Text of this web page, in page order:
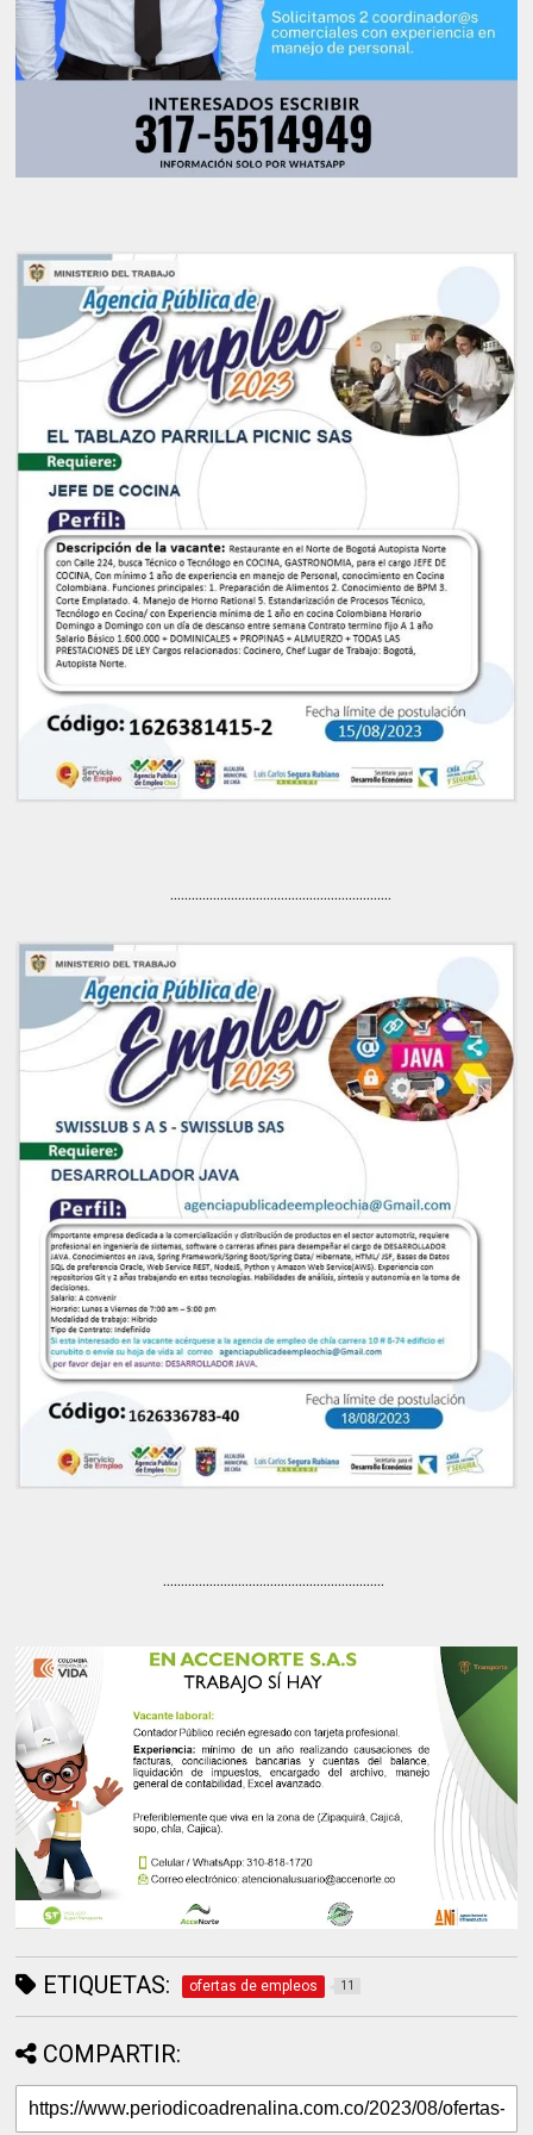
..............................................................
..............................................................
ETIQUETAS: ofertas de empleos 11
COMPARTIR: